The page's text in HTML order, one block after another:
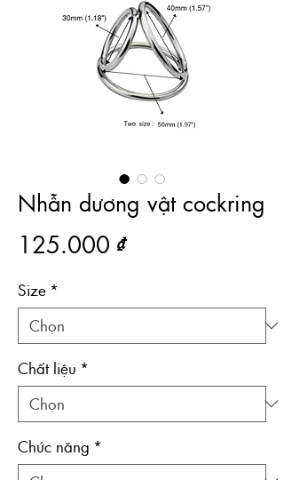
Nhẫn dương vật cockring
125.000 ₫Giá
Size *
Chất liệu *
Chức năng *